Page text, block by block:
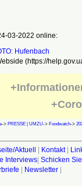
03-2022 online:
(https://
-> PRESSE | UMZU-> Foodwatch->
Aktuell Kontakt|
Interviews| Schicken
Newsletter|